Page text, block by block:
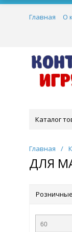
Главная О
Каталог
Главная /
ДЛЯ